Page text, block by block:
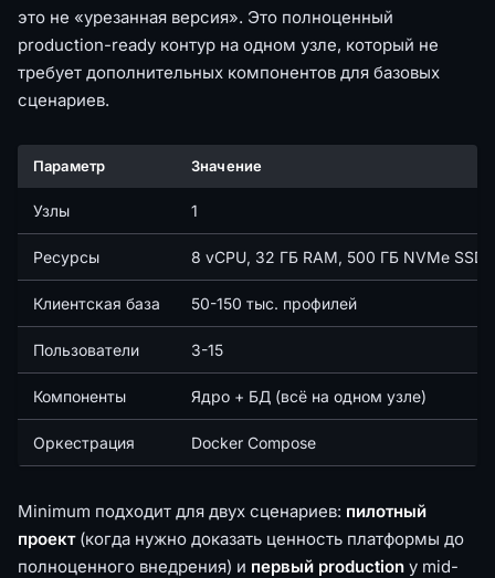
это не «урезанная версия». Это полноценный
production-ready контур на одном узле, который не
требует дополнительных компонентов для базовых
сценариев.
Параметр Значение
Узлы 1
Ресурсы 8 vCPU, 32 ГБ RAM, 500 ГБ NVMe SSD
Клиентская база 50-150 тыс. профилей
Пользователи 3-15
Компоненты Ядро + БД (всё на одном узле)
Оркестрация Docker Compose
Minimum подходит для двух сценариев: пилотный
проект(когда нужно доказать ценность платформы до
полноценного внедрения) и первый production у mid-